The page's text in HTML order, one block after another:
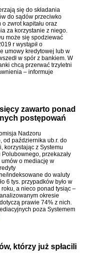
się do składania
do sądów przeciwko
zwrot kapitału oraz
za korzystanie z niego.
może się spodziewać
r wystąpił o
umowy kredytowej lub w
w spór z bankiem. W
chcą przerwać trzyletni
– informuje
zawarto ponad
postępowań
Nadzoru
od października ub.r. do
korzystając z Systemu
Polubownego, przekazały
o mediację w
indeksowane do waluty
6 tys. przypadków było w
a nieco ponad tysiąc –
okresie
prawie 74% z nich.
poza Systemem
którzy już spłacili